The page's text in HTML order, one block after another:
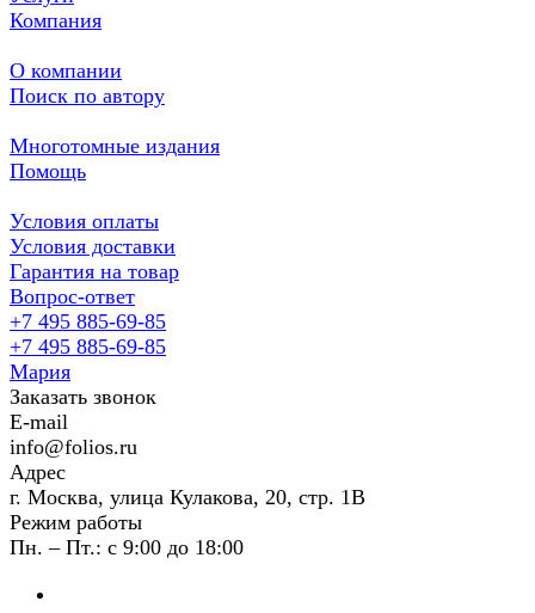
Компания
О компании
Поиск по автору
Многотомные издания
Помощь
Условия оплаты
Условия доставки
Гарантия на товар
Вопрос-ответ
+7 495 885-69-85
+7 495 885-69-85
Мария
Заказать звонок
E-mail
info@folios.ru
Адрес
г. Москва, улица Кулакова, 20, стр. 1В
Режим работы
Пн. – Пт.: с 9:00 до 18:00